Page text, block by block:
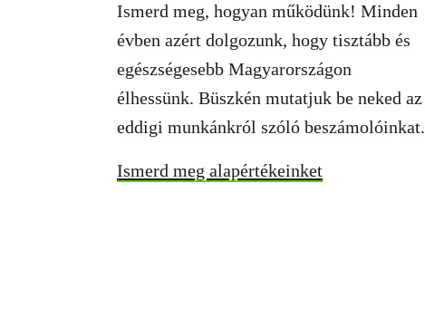
Ismerd meg, hogyan működünk! Minden
évben azért dolgozunk, hogy tisztább és
egészségesebb Magyarországon
élhessünk. Büszkén mutatjuk be neked az
eddigi munkánkról szóló beszámolóinkat.
Ismerd meg alapértékeinket